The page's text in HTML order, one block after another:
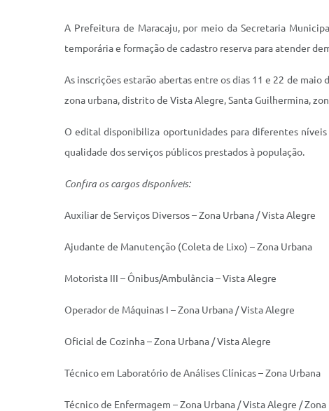
A Prefeitura de Maracaju, por meio da Secretaria
temporária e formação de cadastro reserva para atender
As inscrições estarão abertas entre os dias 11 e 22 de
zona urbana, distrito de Vista Alegre, Santa Guilhermina,
O edital disponibiliza oportunidades para diferentes
qualidade dos serviços públicos prestados à população.
Confira os cargos disponíveis:
Auxiliar de Serviços Diversos – Zona Urbana / Vista Alegre
Ajudante de Manutenção (Coleta de Lixo) – Zona Urbana
Motorista III – Ônibus/Ambulância – Vista Alegre
Operador de Máquinas I – Zona Urbana / Vista Alegre
Oficial de Cozinha – Zona Urbana / Vista Alegre
Técnico em Laboratório de Análises Clínicas – Zona Urbana
Técnico de Enfermagem – Zona Urbana / Vista Alegre / Zona